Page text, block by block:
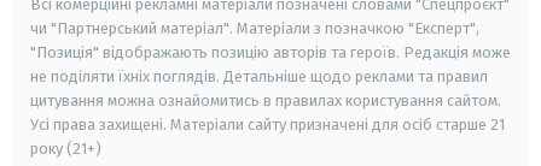
Всі комерційні рекламні матеріали позначені словами "Спецпроєкт"
чи "Партнерський матеріал". Матеріали з позначкою "Експерт",
"Позиція" відображають позицію авторів та героїв. Редакція може
не поділяти їхніх поглядів. Детальніше щодо реклами та правил
цитування можна ознайомитись в правилах користування сайтом.
Усі права захищені. Матеріали сайту призначені для осіб старше 21
року (21+)